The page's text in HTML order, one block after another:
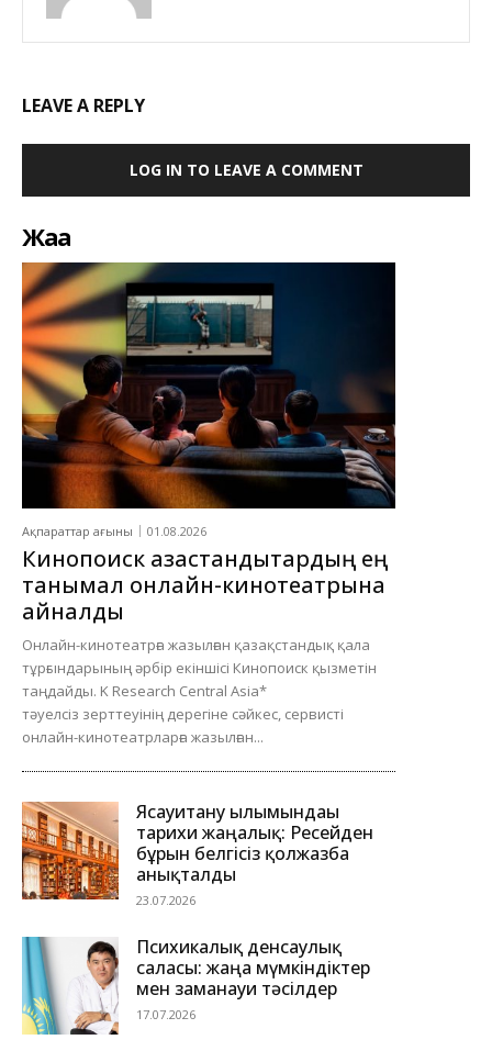
LEAVE A REPLY
LOG IN TO LEAVE A COMMENT
Жаңа
Ақпараттар ағыны 01.08.2026
Кинопоиск қазақстандықтардың ең
танымал онлайн-кинотеатрына
айналды
Онлайн-кинотеатрға жазылған қазақстандық қала
тұрғындарының әрбір екіншісі Кинопоиск қызметін
таңдайды. K Research Central Asia*
тәуелсіз зерттеуінің дерегіне сәйкес, сервисті
онлайн-кинотеатрларға жазылған...
Ясауитану ғылымындағы
тарихи жаңалық: Ресейден
бұрын белгісіз қолжазба
анықталды
23.07.2026
Психикалық денсаулық
саласы: жаңа мүмкіндіктер
мен заманауи тәсілдер
17.07.2026